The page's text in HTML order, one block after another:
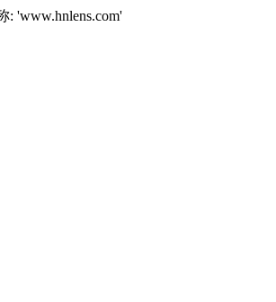
: 'www.hnlens.com'